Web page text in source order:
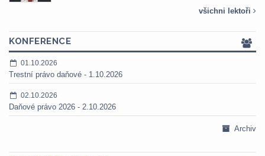
všichni lektoři
KONFERENCE
01.10.2026
Trestní právo daňové - 1.10.2026
02.10.2026
Daňové právo 2026 - 2.10.2026
Archiv